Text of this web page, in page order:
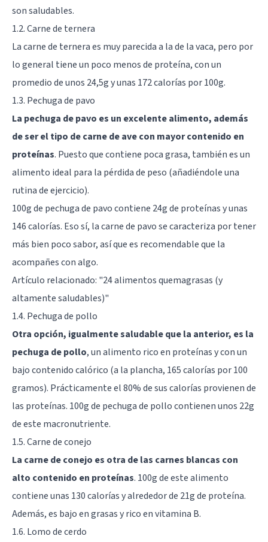
son saludables.
1.2. Carne de ternera
La carne de ternera es muy parecida a la de la vaca, pero por
lo general tiene un poco menos de proteína, con un
promedio de unos 24,5g y unas 172 calorías por 100g.
1.3. Pechuga de pavo
La pechuga de pavo es un excelente alimento, además
de ser el tipo de carne de ave con mayor contenido en
proteínas. Puesto que contiene poca grasa, también es un
alimento ideal para la pérdida de peso (añadiéndole una
rutina de ejercicio).
100g de pechuga de pavo contiene 24g de proteínas y unas
146 calorías. Eso sí, la carne de pavo se caracteriza por tener
más bien poco sabor, así que es recomendable que la
acompañes con algo.
Artículo relacionado: "24 alimentos quemagrasas (y
altamente saludables)"
1.4. Pechuga de pollo
Otra opción, igualmente saludable que la anterior, es la
pechuga de pollo, un alimento rico en proteínas y con un
bajo contenido calórico (a la plancha, 165 calorías por 100
gramos). Prácticamente el 80% de sus calorías provienen de
las proteínas. 100g de pechuga de pollo contienen unos 22g
de este macronutriente.
1.5. Carne de conejo
La carne de conejo es otra de las carnes blancas con
alto contenido en proteínas. 100g de este alimento
contiene unas 130 calorías y alrededor de 21g de proteína.
Además, es bajo en grasas y rico en vitamina B.
1.6. Lomo de cerdo